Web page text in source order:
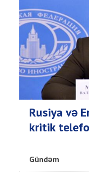
Rusiya və
kritik
Gündəm